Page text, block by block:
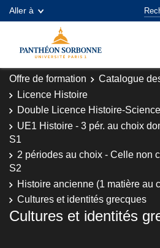
Aller à
Offre de formation Catalogue
Licence Histoire
Double Licence Histoire-
UE1 Histoire - 3 pér. au choix
S1
2 périodes au choix - Celle non
S2
Histoire ancienne (1 matière au
Cultures et identités grecques
Cultures et identités